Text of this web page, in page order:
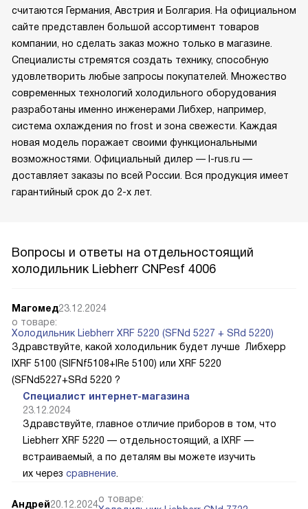
считаются Германия, Австрия и Болгария. На официальном
сайте представлен большой ассортимент товаров
компании, но сделать заказ можно только в магазине.
Специалисты стремятся создать технику, способную
удовлетворить любые запросы покупателей. Множество
современных технологий холодильного оборудования
разработаны именно инженерами Либхер, например,
система охлаждения no frost и зона свежести. Каждая
новая модель поражает своими функциональными
возможностями. Официальный дилер — l-rus.ru —
доставляет заказы по всей России. Вся продукция имеет
гарантийный срок до 2-х лет.
Вопросы и ответы на отдельностоящий
холодильник Liebherr CNPesf 4006
Магомед23.12.2024
о товаре:
Холодильник Liebherr XRF 5220 (SFNd 5227 + SRd 5220)
Здравствуйте, какой холодильник будет лучше Либхерр
IXRF 5100 (SIFNf5108+IRe 5100) или XRF 5220
(SFNd5227+SRd 5220 ?
Специалист интернет-магазина
23.12.2024
Здравствуйте, главное отличие приборов в том, что
Liebherr XRF 5220 — отдельностоящий, а IXRF —
встраиваемый, а по деталям вы можете изучить
их через сравнение
Андрей20.12.2024о товаре: